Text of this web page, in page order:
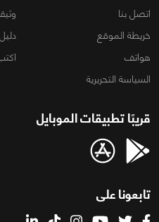
اتصل بنا
خريطة الموقع
هواتف
السياسة التحريرية
قريبًا تطبيقات الموبايل
تابعونا على